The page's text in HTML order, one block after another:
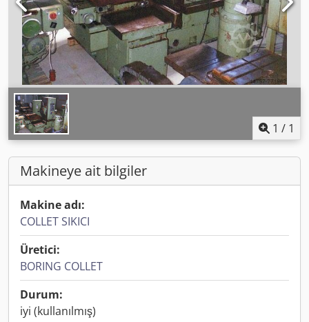
1 / 1
Makineye ait bilgiler
Makine adı:
COLLET SIKICI
Üretici:
BORING COLLET
Durum:
iyi (kullanılmış)